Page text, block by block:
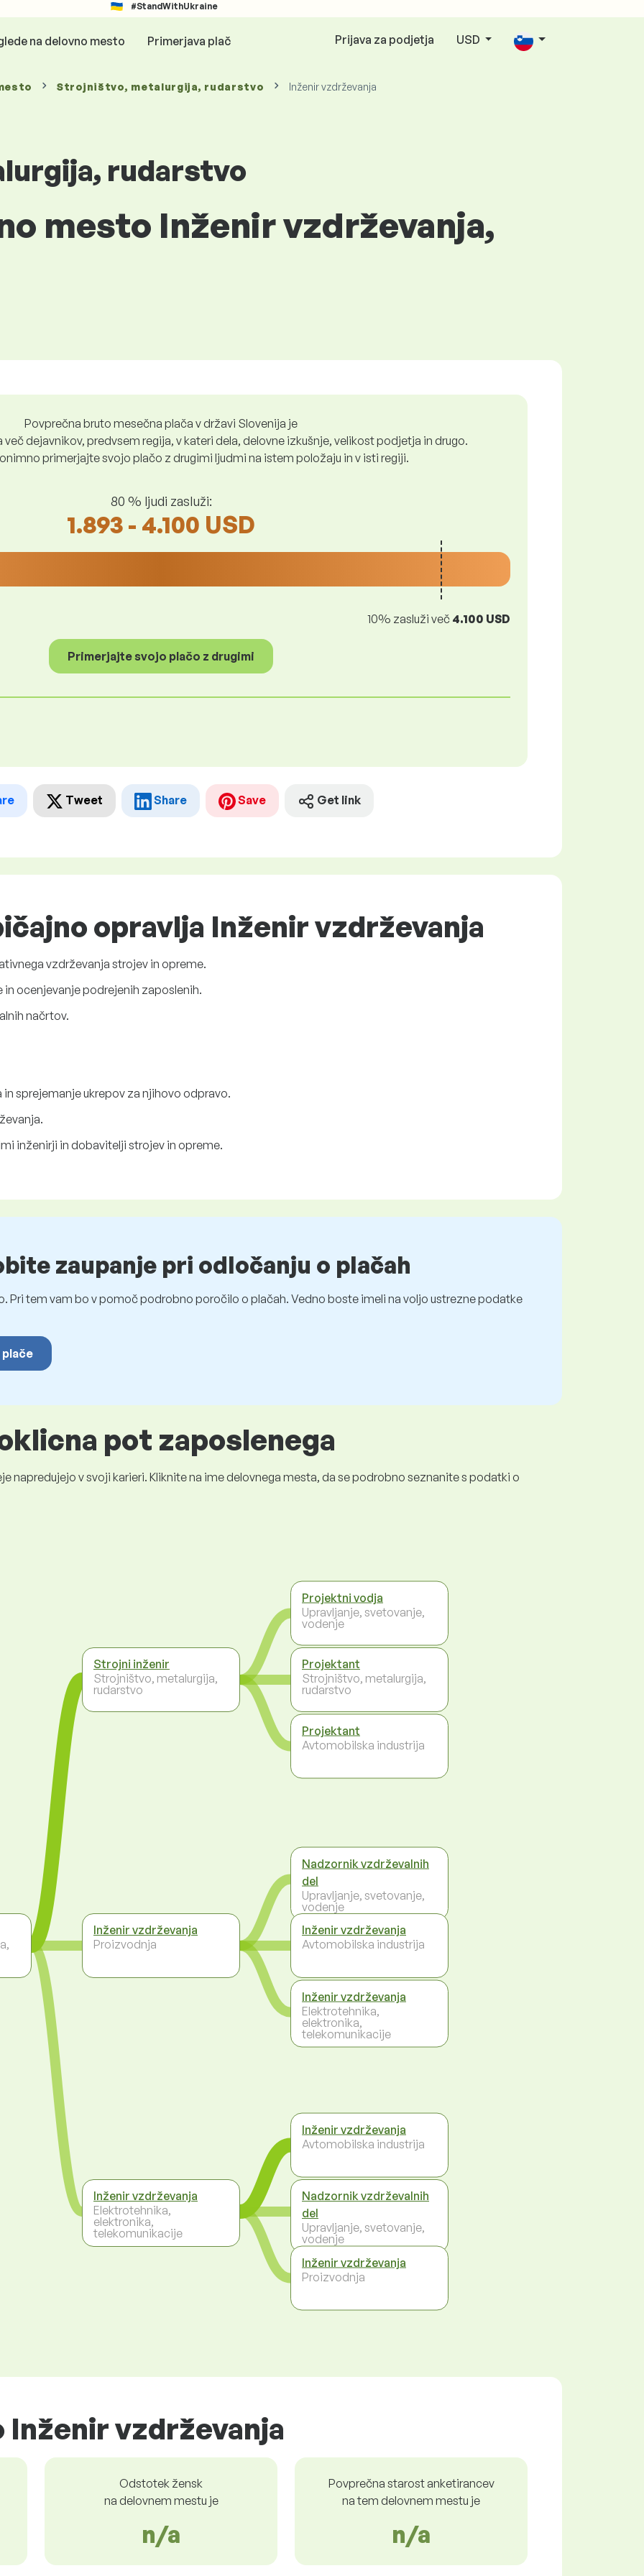
#StandWithUkraine
na delovno mesto Primerjava plač Prijava za podjetja USD
Strojništvo, metalurgija, rudarstvo Inženir vzdrževanja
rudarstvo
mesto Inženir vzdrževanja,
Povprečna bruto mesečna plača v državi Slovenija je
dejavnikov, predvsem regija, v kateri dela, delovne izkušnje, velikost podjetja in drugo.
primerjajte svojo plačo z drugimi ljudmi na istem položaju in v isti regiji.
80 % ljudi zasluži:
1.893 - 4.100 USD
10% zasluži več 4.100 USD
Primerjajte svojo plačo z drugimi
Tweet Share Save Get link
opravlja Inženir vzdrževanja
vzdrževanja strojev in opreme.
in ocenjevanje podrejenih zaposlenih.
načrtov.
sprejemanje ukrepov za njihovo odpravo.
inženirji in dobavitelji strojev in opreme.
zaupanje pri odločanju o plačah
Pri tem vam bo v pomoč podrobno poročilo o plačah. Vedno boste imeli na voljo ustrezne podatke
pot zaposlenega
napredujejo v svoji karieri. Kliknite na ime delovnega mesta, da se podrobno seznanite s podatki o
Strojni inženir
Strojništvo, metalurgija,
rudarstvo
Inženir vzdrževanja
Proizvodnja
Inženir vzdrževanja
Elektrotehnika,
elektronika,
telekomunikacije
Projektni vodja
Upravljanje, svetovanje,
vodenje
Projektant
Strojništvo, metalurgija,
rudarstvo
Projektant
Avtomobilska industrija
Nadzornik vzdrževalnih
del
Upravljanje, svetovanje,
vodenje
Inženir vzdrževanja
Avtomobilska industrija
Inženir vzdrževanja
Elektrotehnika,
elektronika,
telekomunikacije
Inženir vzdrževanja
Avtomobilska industrija
Nadzornik vzdrževalnih
del
Upravljanje, svetovanje,
vodenje
Inženir vzdrževanja
Proizvodnja
Inženir vzdrževanja
Odstotek žensk
na delovnem mestu je
n/a
Povprečna starost anketirancev
na tem delovnem mestu je
n/a